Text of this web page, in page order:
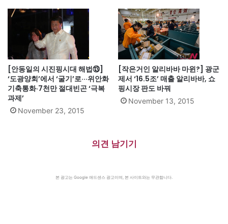
[안동일의 시진핑시대 해법⑬]
‘도광양회’에서 ‘굴기’로···위안화
기축통화·7천만 절대빈곤 ‘극복
과제’
November 23, 2015
[작은거인 알리바바 마윈?] 광군
제서 ‘16.5조’ 매출 알리바바, 쇼
핑시장 판도 바꿔
November 13, 2015
의견 남기기
본 광고는 Google 애드센스 광고이며, 본 사이트와는 무관합니다.